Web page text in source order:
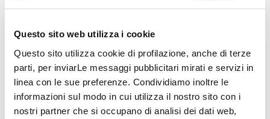
Questo sito web utilizza i cookie
Questo sito utilizza cookie di profilazione, anche di terze
parti, per inviarLe messaggi pubblicitari mirati e servizi in
linea con le sue preferenze. Condividiamo inoltre le
informazioni sul modo in cui utilizza il nostro sito con i
nostri partner che si occupano di analisi dei dati web,
Hydra-Fresh Serum (30 ml.)
perfetto per la pelle disidratata. Al suo
interno: Aloe Vera e Anguria, l'alleanza
perfetta per donare alla pelle un'intensa
azione idratante.